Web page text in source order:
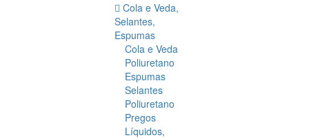
Cola e Veda,
Selantes,
Espumas
Cola e Veda
Poliuretano
Espumas
Selantes
Poliuretano
Pregos
Líquidos,